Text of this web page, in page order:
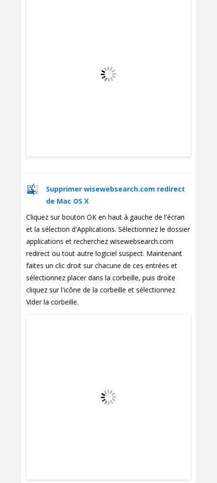
Supprimer wisewebsearch.com redirect
de Mac OS X
Cliquez sur bouton OK en haut à gauche de l'écran
et la sélection d'Applications. Sélectionnez le dossier
applications et recherchez wisewebsearch.com
redirect ou tout autre logiciel suspect. Maintenant
faites un clic droit sur chacune de ces entrées et
sélectionnez placer dans la corbeille, puis droite
cliquez sur l'icône de la corbeille et sélectionnez
Vider la corbeille.